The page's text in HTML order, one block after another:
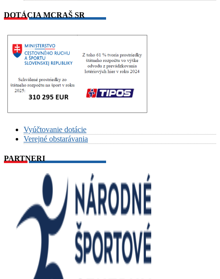
DOTÁCIA MCRAŠ SR
Vyúčtovanie dotácie
Verejné obstarávania
PARTNERI